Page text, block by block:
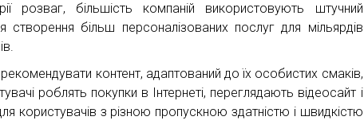
розваг, більшість компаній використовують штучний
створення більш персоналізованих послуг для мільярдів
контент, адаптований до їх особистих смаків,
роблять покупки в Інтернеті, переглядають відеосайт і
користувачів з різною пропускною здатністю і швидкістю